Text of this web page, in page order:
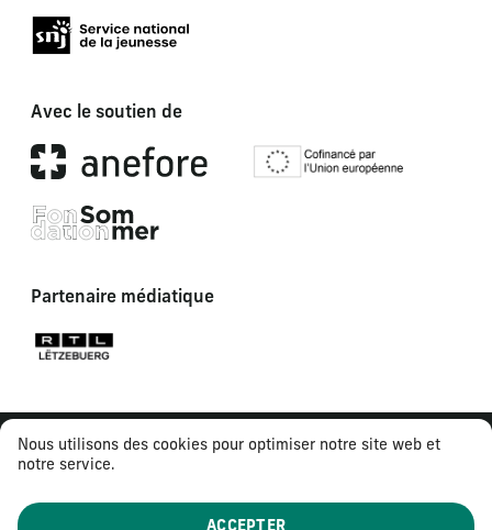
Nous utilisons des cookies pour optimiser notre site web et
notre service.
Avec le soutien de
Partenaire médiatique